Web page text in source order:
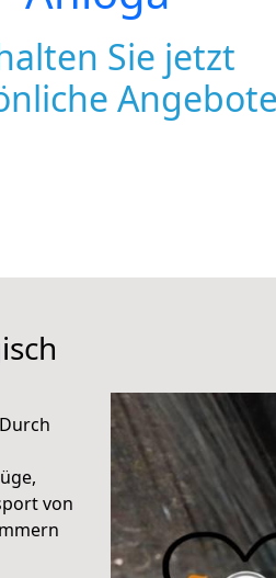
Sie jetzt
Angebote
von